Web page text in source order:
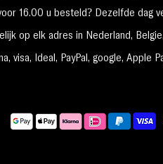
capryl-/caprinetriglyceride,
triethylcitraat,
16.00 u besteld? Dezelfde dag
op elk adres in Nederland,
visa, Ideal, PayPal, google, Apple